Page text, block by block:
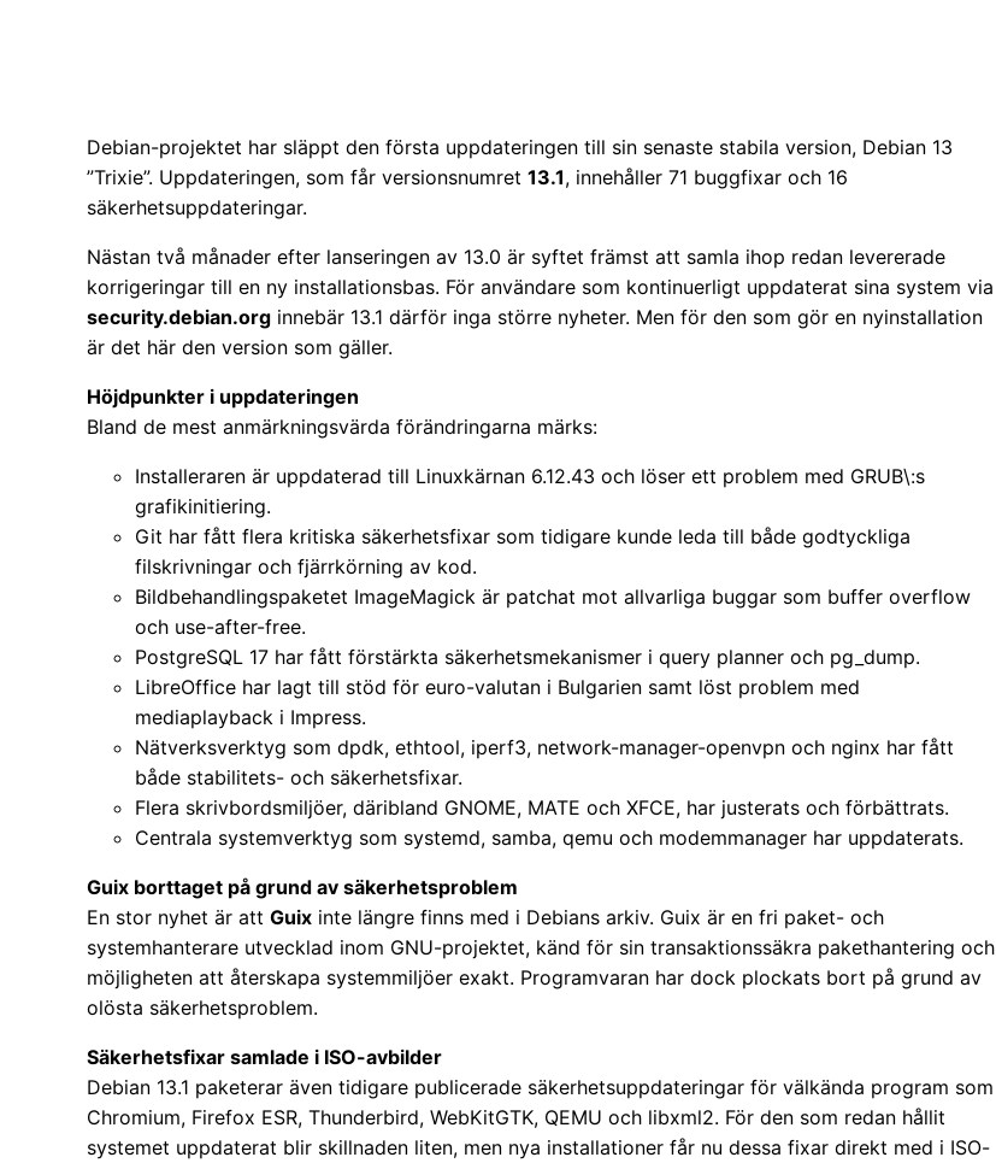
Debian-projektet har släppt den första uppdateringen till sin senaste stabila version, Debian 13
”Trixie”. Uppdateringen, som får versionsnumret 13.1, innehåller 71 buggfixar och 16
säkerhetsuppdateringar.
Nästan två månader efter lanseringen av 13.0 är syftet främst att samla ihop redan levererade
korrigeringar till en ny installationsbas. För användare som kontinuerligt uppdaterat sina system via
security.debian.org innebär 13.1 därför inga större nyheter. Men för den som gör en nyinstallation
är det här den version som gäller.
Höjdpunkter i uppdateringen
Bland de mest anmärkningsvärda förändringarna märks:
Installeraren är uppdaterad till Linuxkärnan 6.12.43 och löser ett problem med GRUB\:s
grafikinitiering.
Git har fått flera kritiska säkerhetsfixar som tidigare kunde leda till både godtyckliga
filskrivningar och fjärrkörning av kod.
Bildbehandlingspaketet ImageMagick är patchat mot allvarliga buggar som buffer overflow
och use-after-free.
PostgreSQL 17 har fått förstärkta säkerhetsmekanismer i query planner och pg_dump.
LibreOffice har lagt till stöd för euro-valutan i Bulgarien samt löst problem med
mediaplayback i Impress.
Nätverksverktyg som dpdk, ethtool, iperf3, network-manager-openvpn och nginx har fått
både stabilitets- och säkerhetsfixar.
Flera skrivbordsmiljöer, däribland GNOME, MATE och XFCE, har justerats och förbättrats.
Centrala systemverktyg som systemd, samba, qemu och modemmanager har uppdaterats.
Guix borttaget på grund av säkerhetsproblem
En stor nyhet är att Guix inte längre finns med i Debians arkiv. Guix är en fri paket- och
systemhanterare utvecklad inom GNU-projektet, känd för sin transaktionssäkra pakethantering och
möjligheten att återskapa systemmiljöer exakt. Programvaran har dock plockats bort på grund av
olösta säkerhetsproblem.
Säkerhetsfixar samlade i ISO-avbilder
Debian 13.1 paketerar även tidigare publicerade säkerhetsuppdateringar för välkända program som
Chromium, Firefox ESR, Thunderbird, WebKitGTK, QEMU och libxml2. För den som redan hållit
systemet uppdaterat blir skillnaden liten, men nya installationer får nu dessa fixar direkt med i ISO-